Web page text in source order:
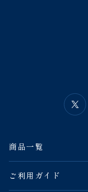
商品一覧
ご利用ガイド